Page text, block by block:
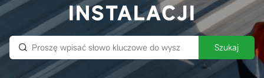
INSTALACJI
Szukaj